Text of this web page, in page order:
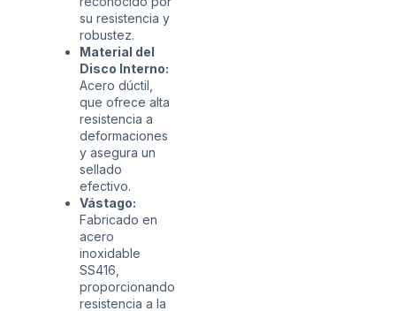
su resistencia y
robustez.
Material del
Disco Interno:
Acero dúctil,
que ofrece alta
resistencia a
deformaciones
y asegura un
sellado
efectivo.
Vástago:
Fabricado en
acero
inoxidable
SS416,
proporcionando
resistencia a la